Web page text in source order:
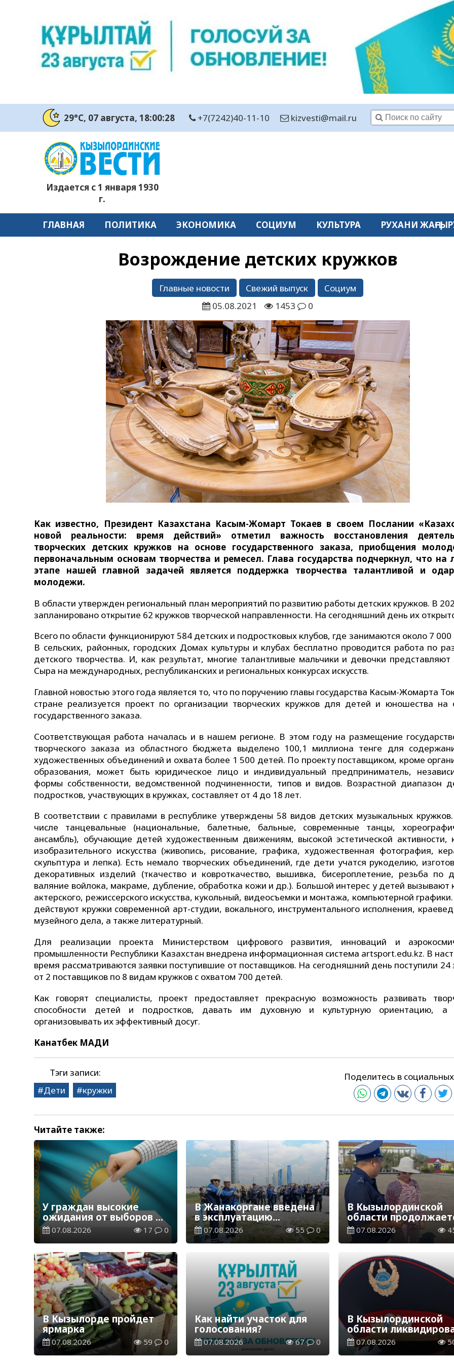
29°C, 07 августа, 18:00:29 +7(7242)40-11-10 kizvesti@mail.ru
Издается с 1 января 1930
г.
ГЛАВНАЯ ПОЛИТИКА ЭКОНОМИКА СОЦИУМ КУЛЬТУРА РУХАНИ
Возрождение детских кружков
Главные новости Свежий выпуск
Социум
05.08.2021
1453 0
Как известно, Президент Казахстана Касым-Жомарт Токаев в своем Послании
новой реальности: время действий» отметил важность восстановления
творческих детских кружков на основе государственного заказа, приобщения
первоначальным основам творчества и ремесел. Глава государства подчеркнул, что на
этапе нашей главной задачей является поддержка творчества талантливой и
молодежи.
В области утвержден региональный план мероприятий по развитию работы детских кружков. В
запланировано открытие 62 кружков творческой направленности. На сегодняшний день их
Всего по области функционируют 584 детских и подростковых клубов, где занимаются около 7
В сельских, районных, городских Домах культуры и клубах бесплатно проводится работа по
детского творчества. И, как результат, многие талантливые мальчики и девочки
Сыра на международных, республиканских и региональных конкурсах искусств.
Главной новостью этого года является то, что по поручению главы государства Касым-Жомарта
стране реализуется проект по организации творческих кружков для детей и юношества на
государственного заказа.
Соответствующая работа началась и в нашем регионе. В этом году на размещение
творческого заказа из областного бюджета выделено 100,1 миллиона тенге для
художественных объединений и охвата более 1 500 детей. По проекту поставщиком, кроме
образования, может быть юридическое лицо и индивидуальный предприниматель,
формы собственности, ведомственной подчиненности, типов и видов. Возрастной диапазон
подростков, участвующих в кружках, составляет от 4 до 18 лет.
В соответствии с правилами в республике утверждены 58 видов детских музыкальных
числе танцевальные (национальные, балетные, бальные, современные танцы,
ансамбль), обучающие детей художественным движениям, высокой эстетической активности,
изобразительного искусства (живопись, рисование, графика, художественная фотография,
скульптура и лепка). Есть немало творческих объединений, где дети учатся рукоделию,
декоративных изделий (ткачество и ковроткачество, вышивка, бисероплетение, резьба по
валяние войлока, макраме, дубление, обработка кожи и др.). Большой интерес у детей вызывают
актерского, режиссерского искусства, кукольный, видеосъемки и монтажа, компьютерной
действуют кружки современной арт-студии, вокального, инструментального исполнения,
музейного дела, а также литературный.
Для реализации проекта Министерством цифрового развития, инноваций и
промышленности Республики Казахстан внедрена информационная система artsport.edu.kz. В
время рассматриваются заявки поступившие от поставщиков. На сегодняшний день поступили 24
от 2 поставщиков по 8 видам кружков с охватом 700 детей.
Как говорят специалисты, проект предоставляет прекрасную возможность развивать
способности детей и подростков, давать им духовную и культурную ориентацию, а
организовывать их эффективный досуг.
Канатбек МАДИ
Тэги записи:
Дети
кружки
Поделитесь в
Читайте также:
У граждан высокие
ожидания от выборов в
Курултай – опрос
общественного мнения
07.08.2026 17 0
В Жанакоргане введена
в эксплуатацию
водораспределительная
станция
07.08.2026 55 0
В Кызылординской
области
экологическая акция
«Таза Қазақстан»
07.08.2026
В Кызылорде пройдет
ярмарка
07.08.2026 59 0
Как найти участок для
голосования?
07.08.2026 67 0
В Кызылординской
области
группа нелегальных
добытчиков золота
07.08.2026